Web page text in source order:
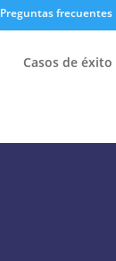
Preguntas frecuentes
Casos de éxito